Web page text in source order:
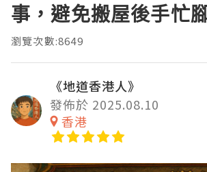
事，避免搬屋後手忙
瀏覽次數:8649
《地道香港人》
發佈於 2025.08.10
香港